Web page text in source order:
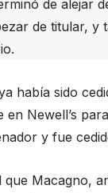
de alejar
de titular, y
había sido
en Newell’s
y fue
que Macagno,